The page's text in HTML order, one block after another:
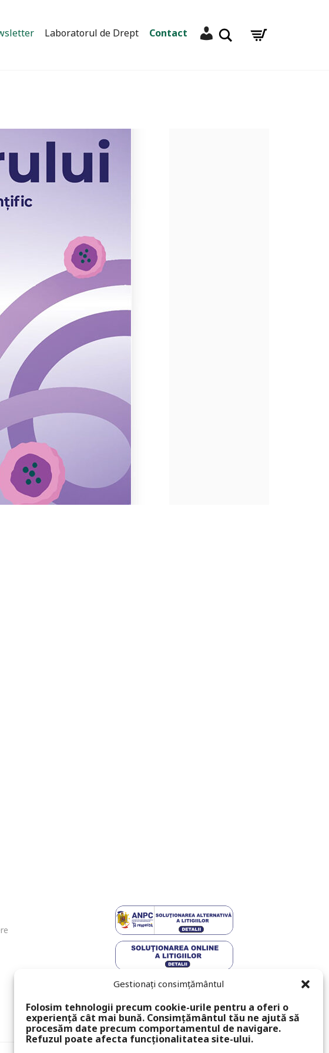
Gestionați consimțământul
Folosim tehnologii precum cookie-urile pentru a oferi o
experiență cât mai bună. Consimțământul tău ne ajută să
procesăm date precum comportamentul de navigare.
Refuzul poate afecta funcționalitatea site-ului.
Laboratorul de Drept Contact Contul meuCaută